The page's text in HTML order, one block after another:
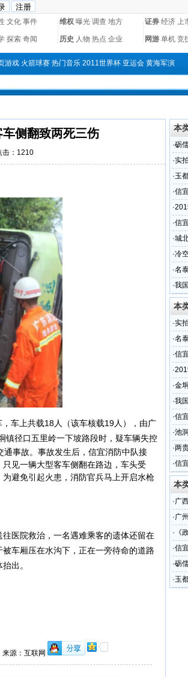
文化 事件 维权 曝光 调查 地方 证券 经济 上
探索 奇闻 历史 人物 热点 企业 网游 单机 竞
游戏 火箭球赛 热门音乐 2011世界杯 亚运会 黄海军演
侧翻致两死三伤
： 1210
车上共载18人（该车核载19人），由广
镇径口五里岭一下坡路段时，疑车辆失控
事故。 事故发生后，信宜消防中队接
见一辆大型客车侧翻在路边，车头受
避免引起火患，消防官兵马上开启水枪
医院救治，一名遇难乘客的遗体还留在
车厢压在水沟下，正在一旁待命的道路
出。
来源：互联网
本
·砺
·实
段
·玉
少
·信
·
的
·信
·城
·冷
·名
名
·我
本
·实
段
·名
名
·信
·
的
·金
·我
·信
·池
·两
·信
本
·广
·广
· 《
圾
·信
·砺
·玉